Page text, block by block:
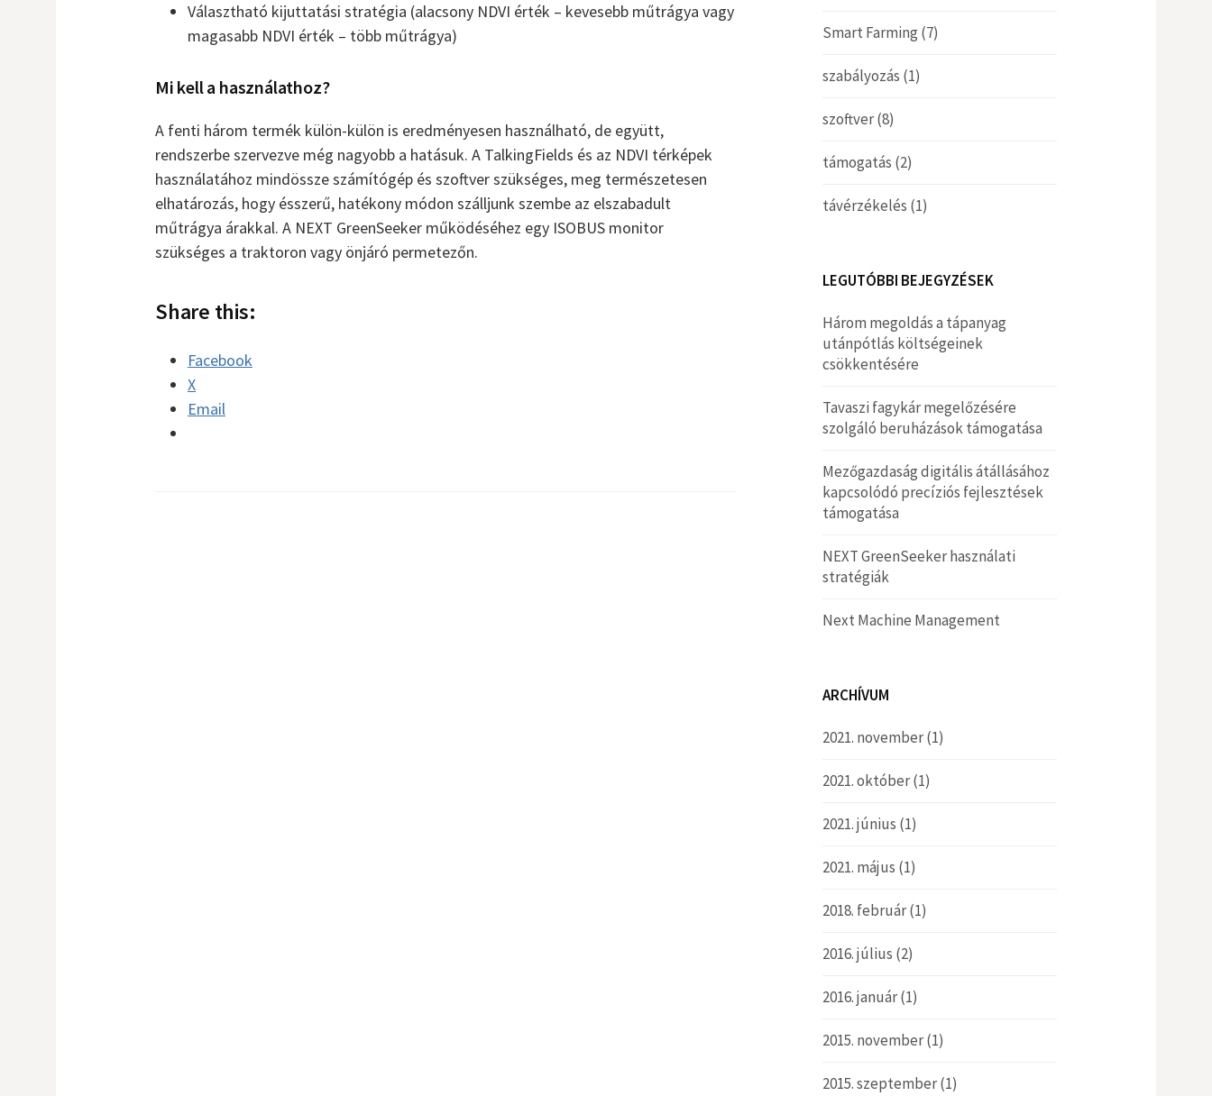
Választható kijuttatási stratégia (alacsony NDVI érték – kevesebb műtrágya vagy
magasabb NDVI érték – több műtrágya)
Mi kell a használathoz?
A fenti három termék külön-külön is eredményesen használható, de együtt,
rendszerbe szervezve még nagyobb a hatásuk. A TalkingFields és az NDVI térképek
használatához mindössze számítógép és szoftver szükséges, meg természetesen
elhatározás, hogy ésszerű, hatékony módon szálljunk szembe az elszabadult
műtrágya árakkal. A NEXT GreenSeeker működéséhez egy ISOBUS monitor
szükséges a traktoron vagy önjáró permetezőn.
Share this:
Facebook
X
Email
Smart Farming (7)
szabályozás (1)
szoftver(8)
támogatás (2)
távérzékelés (1)
LEGUTÓBBI BEJEGYZÉSEK
Három megoldás a tápanyag
utánpótlás költségeinek
csökkentésére
Tavaszi fagykár megelőzésére
szolgáló beruházások támogatása
Mezőgazdaság digitális átállásához
kapcsolódó precíziós fejlesztések
támogatása
NEXT GreenSeeker használati
stratégiák
Next Machine Management
ARCHÍVUM
2021. november(1)
2021. október(1)
2021. június (1)
2021. május (1)
2018. február(1)
2016. július (2)
2016. január(1)
2015. november(1)
2015. szeptember(1)